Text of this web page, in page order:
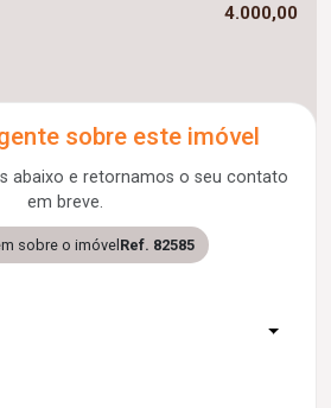
4.000,00
sobre este imóvel
abaixo e retornamos o seu contato
em breve.
sobre o imóvelRef. 82585